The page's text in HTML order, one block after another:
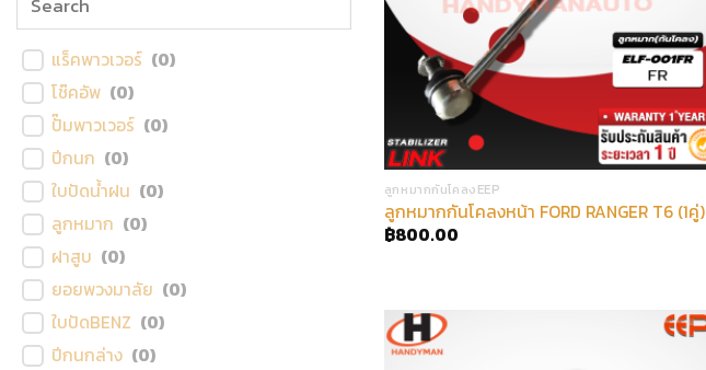
แร็คพาวเวอร์ (0)
โช๊คอัพ (0)
ปั๊มพาวเวอร์ (0)
ปีกนก (0)
ใบปัดน้ำฝน (0)
ลูกหมาก (0)
ฝาสูบ (0)
ยอยพวงมาลัย (0)
ใบปัดBENZ (0)
ปีกนกล่าง (0)
ลูกหมากกันโคลงEEP
ลูกหมากกันโคลงหน้า FORD RANGER T6 (1คู่)
฿800.00